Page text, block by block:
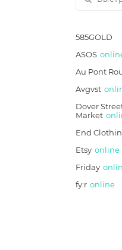
585GOLD
ASOS
Au Pont
Avgvst
Dover
Market
End
Etsy online
Friday
fy:r online